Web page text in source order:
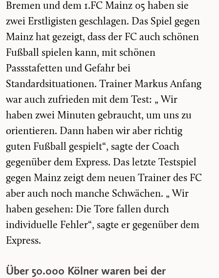
Bremen und dem 1.FC Mainz 05 haben sie
zwei Erstligisten geschlagen. Das Spiel gegen
Mainz hat gezeigt, dass der FC auch schönen
Fußball spielen kann, mit schönen
Passstafetten und Gefahr bei
Standardsituationen. Trainer Markus Anfang
war auch zufrieden mit dem Test: „ Wir
haben zwei Minuten gebraucht, um uns zu
orientieren. Dann haben wir aber richtig
guten Fußball gespielt“, sagte der Coach
gegenüber dem Express. Das letzte Testspiel
gegen Mainz zeigt dem neuen Trainer des FC
aber auch noch manche Schwächen. „ Wir
haben gesehen: Die Tore fallen durch
individuelle Fehler“, sagte er gegenüber dem
Express.
Über 50.000 Kölner waren bei der